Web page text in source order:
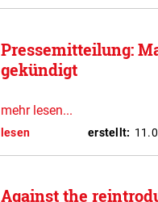
Pressemitteilung:
gekündigt
mehr lesen...
lesen erstellt:
Against the